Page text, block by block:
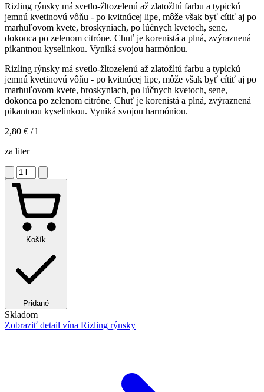
Rizling rýnsky má svetlo-žltozelenú až zlatožltú farbu a typickú
jemnú kvetinovú vôňu - po kvitnúcej lipe, môže však byť cítiť aj po
marhuľovom kvete, broskyniach, po lúčnych kvetoch, sene,
dokonca po zelenom citróne. Chuť je korenistá a plná, zvýraznená
pikantnou kyselinkou. Vyniká svojou harmóniou.
Rizling rýnsky má svetlo-žltozelenú až zlatožltú farbu a typickú
jemnú kvetinovú vôňu - po kvitnúcej lipe, môže však byť cítiť aj po
marhuľovom kvete, broskyniach, po lúčnych kvetoch, sene,
dokonca po zelenom citróne. Chuť je korenistá a plná, zvýraznená
pikantnou kyselinkou. Vyniká svojou harmóniou.
2,80 € / l
za liter
Košík
Pridané
Skladom
Zobraziť detail vína Rizling rýnsky